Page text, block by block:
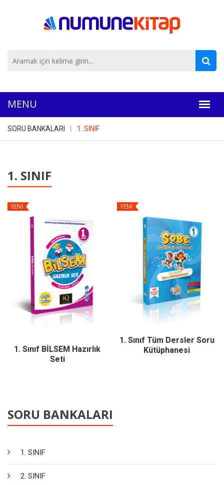
SORU BANKALARI 1. SINIF
SORU BANKALARI
1. SINIF
2. SINIF
1. SINIF
YENİ
1. Sınıf BİLSEM Hazırlık
Seti
YENİ
1. Sınıf Tüm Dersler Soru
Kütüphanesi